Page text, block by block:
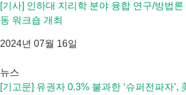
[기사] 인하대 지리학 분야 융합 연구/방법
동 워크숍 개최
2024년 07월 16일
뉴스
[기고문] 유권자 0.3% 불과한 ‘슈퍼전파자’,